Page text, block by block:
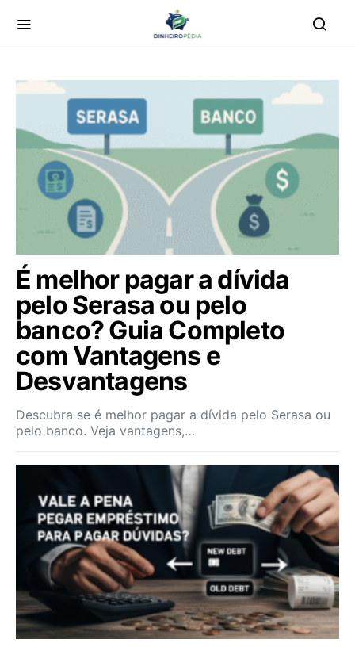
É melhor pagar a dívida
pelo Serasa ou pelo
banco? Guia Completo
com Vantagens e
Desvantagens
Descubra se é melhor pagar a dívida pelo Serasa ou
pelo banco. Veja vantagens,…